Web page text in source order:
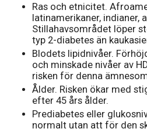
Ras och etnicitet.
latinamerikaner, indianer,
Stillahavsområdet löper
typ 2-diabetes än
Blodets lipidnivåer.
och minskade nivåer av
risken för denna
Ålder. Risken ökar med
efter 45 års ålder.
Prediabetes eller
normalt utan att för den